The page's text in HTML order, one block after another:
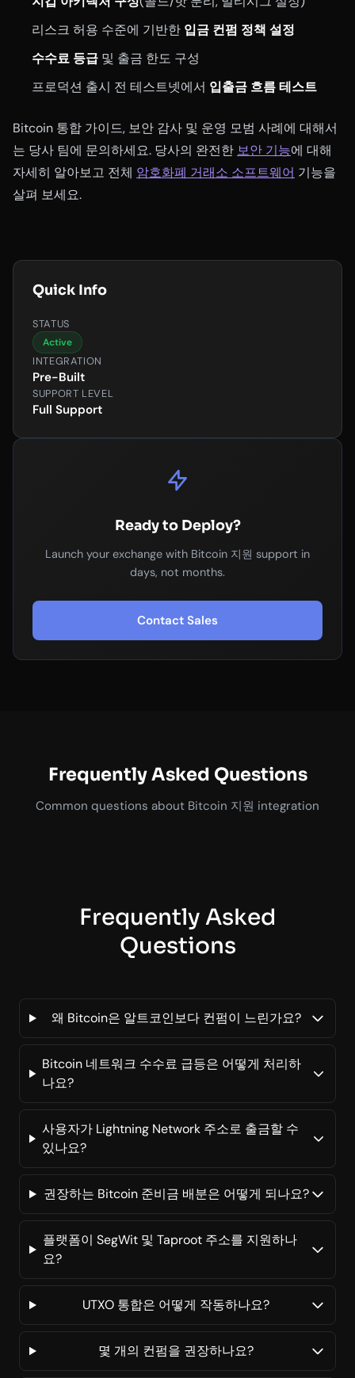
리스크 허용 수준에 기반한 입금 컨펌 정책 설정
수수료 등급 및 출금 한도 구성
프로덕션 출시 전 테스트넷에서 입출금 흐름 테스트
Bitcoin 통합 가이드, 보안 감사 및 운영 모범 사례에 대해서
는 당사 팀에 문의하세요. 당사의 완전한 보안 기능에 대해
자세히 알아보고 전체 암호화폐 거래소 소프트웨어 기능을
살펴 보세요.
Quick Info
STATUS
Active
INTEGRATION
Pre-Built
SUPPORT LEVEL
Full Support
Ready to Deploy?
Launch your exchange with Bitcoin 지원 support in
days, not months.
Contact Sales
Frequently Asked Questions
Common questions about Bitcoin 지원 integration
Frequently Asked
Questions
왜 Bitcoin은 알트코인보다 컨펌이 느린가요?
Bitcoin 네트워크 수수료 급등은 어떻게 처리하
나요?
사용자가 Lightning Network 주소로 출금할 수
있나요?
권장하는 Bitcoin 준비금 배분은 어떻게 되나요?
플랫폼이 SegWit 및 Taproot 주소를 지원하나
요?
UTXO 통합은 어떻게 작동하나요?
몇 개의 컨펌을 권장하나요?